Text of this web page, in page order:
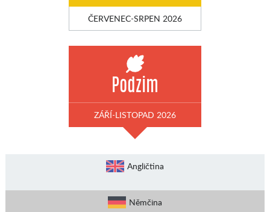
ČERVENEC-SRPEN 2026
Podzim
ZÁŘÍ-LISTOPAD 2026
Angličtina
Němčina